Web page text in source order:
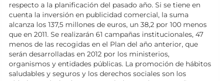
respecto a la planificación del pasado año. Si se tiene en
cuenta la inversión en publicidad comercial, la suma
alcanza los 137,5 millones de euros, un 38,2 por 100 menos
que en 2011. Se realizarán 61 campañas institucionales, 47
menos de las recogidas en el Plan del año anterior, que
serán desarrolladas en 2012 por los ministerios,
organismos y entidades públicas. La promoción de hábitos
saludables y seguros y los derechos sociales son los